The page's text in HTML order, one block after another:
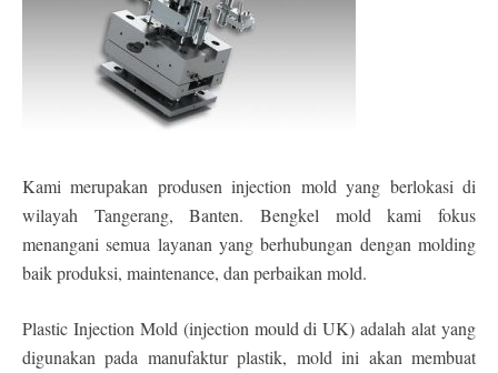
Kami merupakan produsen injection mold yang berlokasi di
wilayah Tangerang, Banten. Bengkel mold kami fokus
menangani semua layanan yang berhubungan dengan molding
baik produksi, maintenance, dan perbaikan mold.
Plastic Injection Mold (injection mould di UK) adalah alat yang
digunakan pada manufaktur plastik, mold ini akan membuat